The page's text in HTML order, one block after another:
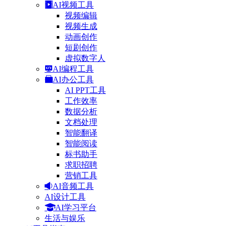
AI视频工具
视频编辑
视频生成
动画创作
短剧创作
虚拟数字人
AI编程工具
AI办公工具
AI PPT工具
工作效率
数据分析
文档处理
智能翻译
智能阅读
标书助手
求职招聘
营销工具
AI音频工具
AI设计工具
AI学习平台
生活与娱乐